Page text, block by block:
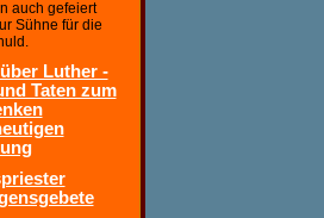
auch gefeiert
Sühne für die
Luther -
Taten zum